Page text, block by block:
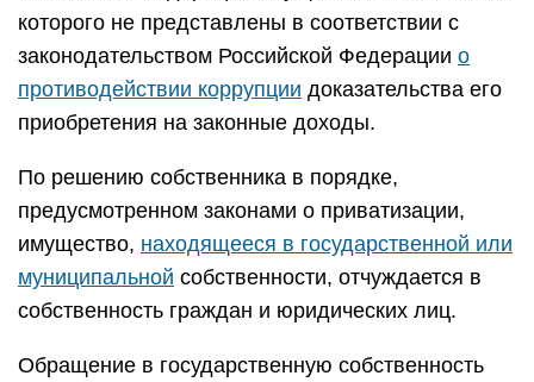
которого не представлены в соответствии с
законодательством Российской Федерации о
противодействии коррупции доказательства его
приобретения на законные доходы.
По решению собственника в порядке,
предусмотренном законами о приватизации,
имущество, находящееся в государственной или
муниципальной собственности, отчуждается в
собственность граждан и юридических лиц.
Обращение в государственную собственность